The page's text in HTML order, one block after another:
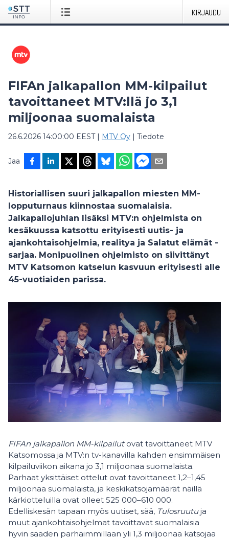
KIRJAUDU
FIFAn jalkapallon MM-kilpailut
tavoittaneet MTV:llä jo 3,1
miljoonaa suomalaista
26.6.2026 14:00:00 EEST| MTV Oy | Tiedote
Jaa
Historiallisen suuri jalkapallon miesten MM-
lopputurnaus kiinnostaa suomalaisia.
Jalkapallojuhlan lisäksi MTV:n ohjelmista on
kesäkuussa katsottu erityisesti uutis- ja
ajankohtaisohjelmia, realitya ja Salatut elämät -
sarjaa. Monipuolinen ohjelmisto on siivittänyt
MTV Katsomon katselun kasvuun erityisesti alle
45-vuotiaiden parissa.
FIFAn jalkapallon MM-kilpailut ovat tavoittaneet MTV
Katsomossa ja MTV:n tv-kanavilla kahden ensimmäisen
kilpailuviikon aikana jo 3,1 miljoonaa suomalaista.
Parhaat yksittäiset ottelut ovat tavoittaneet 1,2–1,45
miljoonaa suomalaista, ja keskikatsojamäärät näillä
kärkiotteluilla ovat olleet 525 000–610 000.
Edelliskesän tapaan myös uutiset, sää, Tulosruutuja
muut ajankohtaisohjelmat tavoittavat suomalaisia
hyvin saaden parhaimmillaan yli 1,3 miljoonaa katsojaa